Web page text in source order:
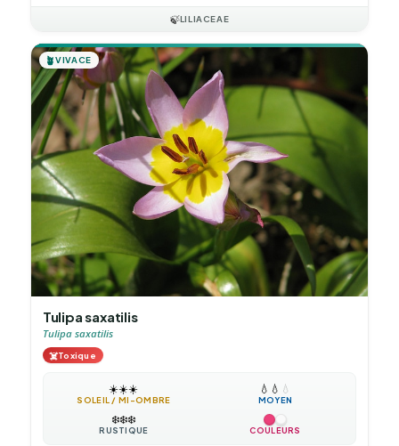
🍃LILIACEAE
🪴VIVACE
Tulipa saxatilis
Tulipa saxatilis
☠️Toxique
☀️☀️☀️
SOLEIL / MI-OMBRE
💧 💧 💧
MOYEN
❄️❄️❄️
RUSTIQUE COULEURS